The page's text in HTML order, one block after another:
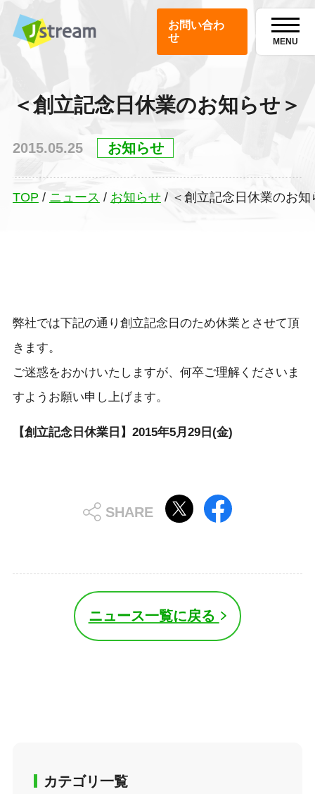
お問い合わ
せ
MENU
＜創立記念日休業のお知らせ＞
2015.05.25 お知らせ
TOP / ニュース / お知らせ/ ＜創立記念日休業のお知
弊社では下記の通り創立記念日のため休業とさせて頂
きます。
ご迷惑をおかけいたしますが、何卒ご理解くださいま
すようお願い申し上げます。
【創立記念日休業日】2015年5月29日(金)
ニュース一覧に戻る
カテゴリ一覧